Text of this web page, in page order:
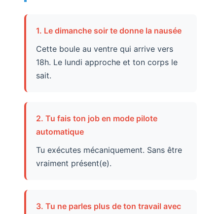
1. Le dimanche soir te donne la nausée
Cette boule au ventre qui arrive vers
18h. Le lundi approche et ton corps le
sait.
2. Tu fais ton job en mode pilote
automatique
Tu exécutes mécaniquement. Sans être
vraiment présent(e).
3. Tu ne parles plus de ton travail avec